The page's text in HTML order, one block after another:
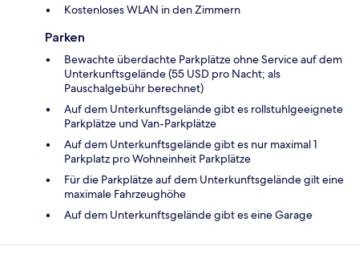
Kostenloses WLAN in den Zimmern
Parken
Bewachte überdachte Parkplätze ohne Service auf dem
Unterkunftsgelände (55 USD pro Nacht; als
Pauschalgebühr berechnet)
Auf dem Unterkunftsgelände gibt es rollstuhlgeeignete
Parkplätze und Van-Parkplätze
Auf dem Unterkunftsgelände gibt es nur maximal 1
Parkplatz pro Wohneinheit Parkplätze
Für die Parkplätze auf dem Unterkunftsgelände gilt eine
maximale Fahrzeughöhe
Auf dem Unterkunftsgelände gibt es eine Garage